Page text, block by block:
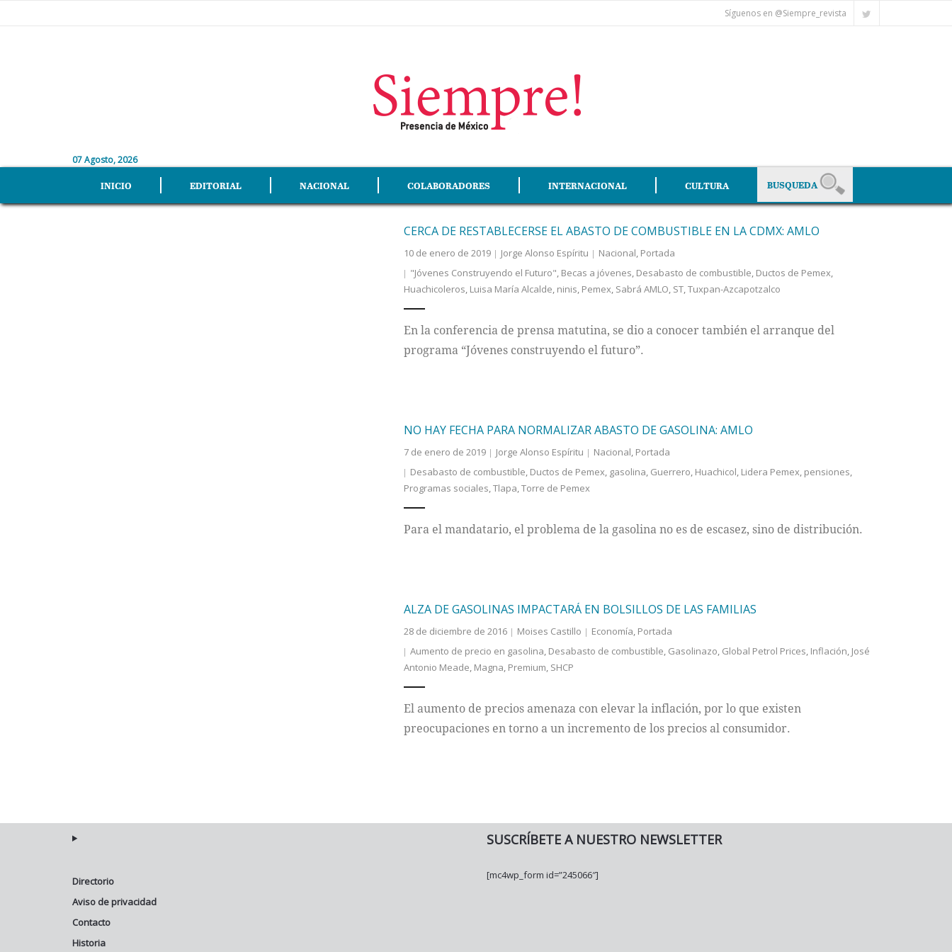
Síguenos en @Siempre_revista
07 Agosto, 2026
INICIO EDITORIAL NACIONAL COLABORADORES INTERNACIONAL CULTURA
CERCA DE RESTABLECERSE EL ABASTO DE COMBUSTIBLE EN LA CDMX: AMLO
10 de enero de 2019 Jorge Alonso Espíritu Nacional, Portada
"Jóvenes Construyendo el Futuro", Becas a jóvenes, Desabasto de combustible, Ductos de Pemex,
Huachicoleros, Luisa María Alcalde, ninis, Pemex, Sabrá AMLO, ST,Tuxpan-Azcapotzalco
En la conferencia de prensa matutina, se dio a conocer también el arranque del
programa “Jóvenes construyendo el futuro”.
NO HAY FECHA PARA NORMALIZAR ABASTO DE GASOLINA: AMLO
7 de enero de 2019 Jorge Alonso Espíritu Nacional, Portada
Desabasto de combustible, Ductos de Pemex, gasolina, Guerrero, Huachicol, Lidera Pemex, pensiones,
Programas sociales,Tlapa,Torre de Pemex
Para el mandatario, el problema de la gasolina no es de escasez, sino de distribución.
ALZA DE GASOLINAS IMPACTARÁ EN BOLSILLOS DE LAS FAMILIAS
28 de diciembre de 2016 Moises Castillo Economía, Portada
Aumento de precio en gasolina, Desabasto de combustible, Gasolinazo, Global Petrol Prices, Inflación, José
Antonio Meade, Magna, Premium, SHCP
El aumento de precios amenaza con elevar la inflación, por lo que existen
preocupaciones en torno a un incremento de los precios al consumidor.
Directorio
Aviso de privacidad
Contacto
Historia
SUSCRÍBETE A NUESTRO NEWSLETTER
[mc4wp_form id=”245066″]